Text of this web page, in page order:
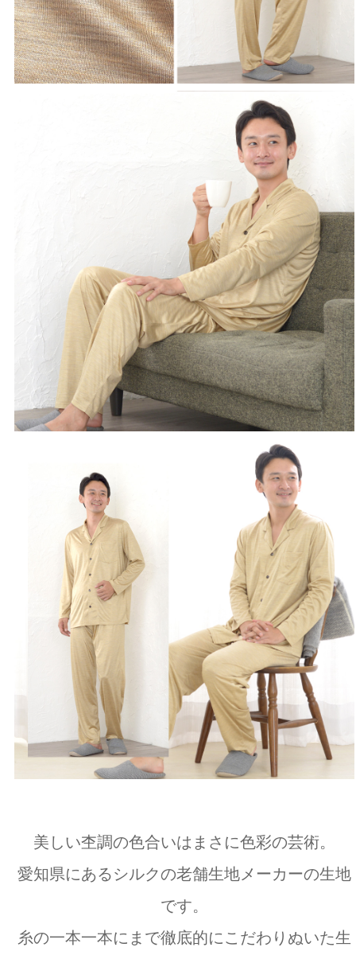
美しい杢調の色合いはまさに色彩の芸術。
愛知県にあるシルクの老舗生地メーカーの生地
です。
糸の一本一本にまで徹底的にこだわりぬいた生